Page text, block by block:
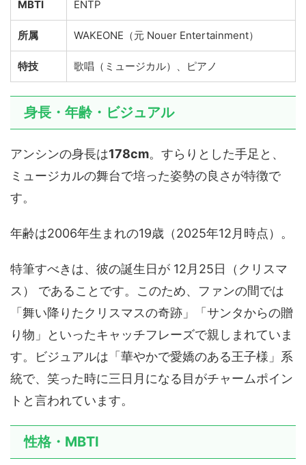
MBTI ENTP
所属 WAKEONE（元 Nouer Entertainment）
特技 歌唱（ミュージカル）、ピアノ
身長・年齢・ビジュアル
アンシンの身長は178cm。すらりとした手足と、
ミュージカルの舞台で培った姿勢の良さが特徴で
す。
年齢は2006年生まれの19歳（2025年12月時点）。
特筆すべきは、彼の誕生日が 12月25日（クリスマ
ス） であることです。このため、ファンの間では
「舞い降りたクリスマスの奇跡」「サンタからの贈
り物」といったキャッチフレーズで親しまれていま
す。ビジュアルは「華やかで愛嬌のある王子様」系
統で、笑った時に三日月になる目がチャームポイン
トと言われています。
性格・MBTI